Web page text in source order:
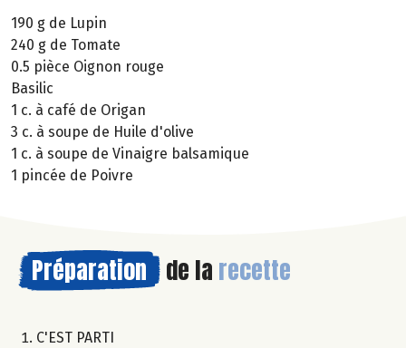
190 g de Lupin
240 g de Tomate
0.5 pièce Oignon rouge
Basilic
1 c. à café de Origan
3 c. à soupe de Huile d'olive
1 c. à soupe de Vinaigre balsamique
1 pincée de Poivre
Préparation de la recette
C'EST PARTI